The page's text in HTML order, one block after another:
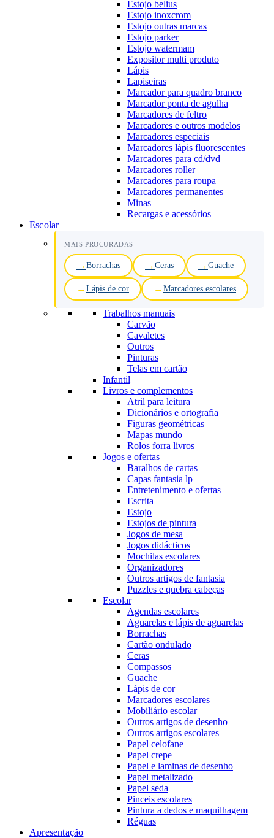
Estojo belius
Estojo inoxcrom
Estojo outras marcas
Estojo parker
Estojo watermam
Expositor multi produto
Lápis
Lapiseiras
Marcador para quadro branco
Marcador ponta de agulha
Marcadores de feltro
Marcadores e outros modelos
Marcadores especiais
Marcadores lápis fluorescentes
Marcadores para cd/dvd
Marcadores roller
Marcadores para roupa
Marcadores permanentes
Minas
Recargas e acessórios
Escolar
MAIS PROCURADAS
Borrachas Ceras Guache
Lápis de cor Marcadores escolares
Trabalhos manuais
Carvão
Cavaletes
Outros
Pinturas
Telas em cartão
Infantil
Livros e complementos
Atril para leitura
Dicionários e ortografia
Figuras geométricas
Mapas mundo
Rolos forra livros
Jogos e ofertas
Baralhos de cartas
Capas fantasia lp
Entretenimento e ofertas
Escrita
Estojo
Estojos de pintura
Jogos de mesa
Jogos didácticos
Mochilas escolares
Organizadores
Outros artigos de fantasia
Puzzles e quebra cabeças
Escolar
Agendas escolares
Aguarelas e lápis de aguarelas
Borrachas
Cartão ondulado
Ceras
Compassos
Guache
Lápis de cor
Marcadores escolares
Mobiliário escolar
Outros artigos de desenho
Outros artigos escolares
Papel celofane
Papel crepe
Papel e laminas de desenho
Papel metalizado
Papel seda
Pinceis escolares
Pintura a dedos e maquilhagem
Réguas
Apresentação